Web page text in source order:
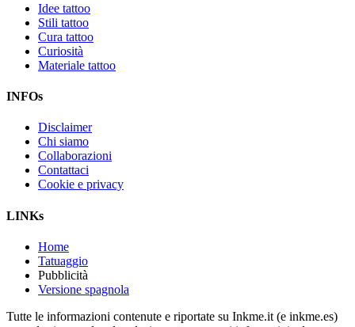
Idee tattoo
Stili tattoo
Cura tattoo
Curiosità
Materiale tattoo
INFOs
Disclaimer
Chi siamo
Collaborazioni
Contattaci
Cookie e privacy
LINKs
Home
Tatuaggio
Pubblicità
Versione spagnola
Tutte le informazioni contenute e riportate su Inkme.it (e inkme.es)